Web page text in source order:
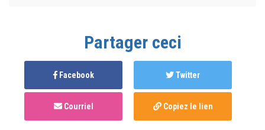
Partager ceci
Facebook Twitter
Courriel Copiez le lien